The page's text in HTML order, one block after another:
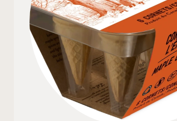
Restaurants
Institutions
À propos